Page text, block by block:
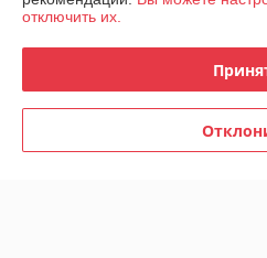
Доставка и оплата
отключить их.